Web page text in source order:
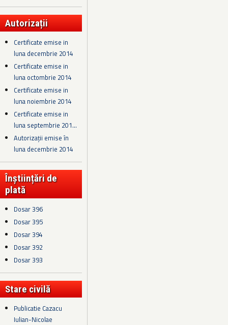
Autorizații
Certificate emise in
luna decembrie 2014
Certificate emise in
luna octombrie 2014
Certificate emise in
luna noiembrie 2014
Certificate emise in
luna septembrie 201...
Autorizații emise în
luna decembrie 2014
Înștiințări de
plată
Dosar 396
Dosar 395
Dosar 394
Dosar 392
Dosar 393
Stare civilă
Publicatie Cazacu
Iulian-Nicolae